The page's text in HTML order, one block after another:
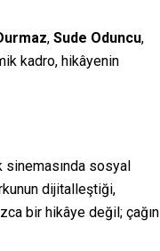
, Sude Oduncu,
kadro, hikâyenin
sinemasında sosyal
dijitalleştiği,
bir hikâye değil; çağın